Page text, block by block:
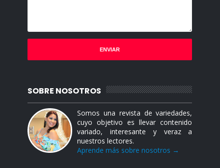
SOBRE NOSOTROS
Somos una revista de variedades,
cuyo objetivo es llevar contenido
variado, interesante y veraz a
nuestros lectores.
Aprende más sobre nosotros →